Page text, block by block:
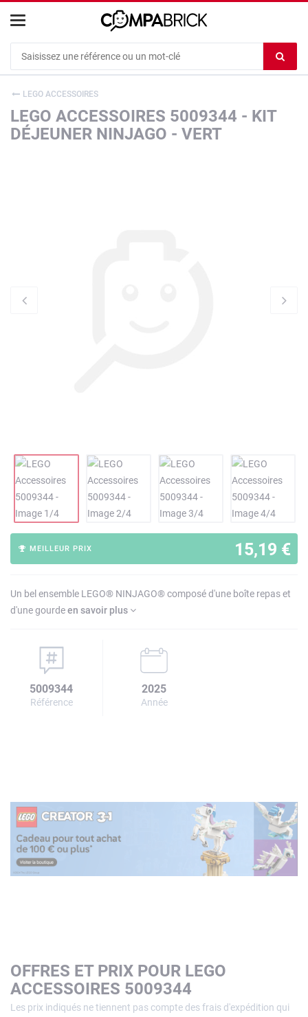
le
LEGO ACCESSOIRES
LEGO ACCESSOIRES 5009344 - KIT
DÉJEUNER NINJAGO - VERT
15,19 €
MEILLEUR PRIX
Un bel ensemble LEGO® NINJAGO® composé d'une boîte repas et
d'une gourdeen savoir plus
5009344
Référence
2025
Année
OFFRES ET PRIX POUR LEGO
ACCESSOIRES 5009344
Les prix indiqués ne tiennent pas compte des frais d'expédition qui
Cookies management panel